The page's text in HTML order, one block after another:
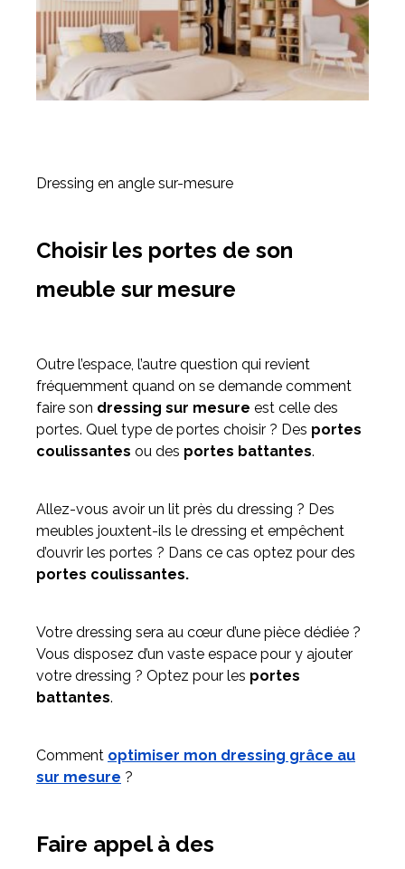
Dressing en angle sur-mesure
Choisir les portes de son
meuble sur mesure
Outre l’espace, l’autre question qui revient
fréquemment quand on se demande comment
faire son dressing sur mesure est celle des
portes. Quel type de portes choisir ? Des portes
coulissantes ou des portes battantes.
Allez-vous avoir un lit près du dressing ? Des
meubles jouxtent-ils le dressing et empêchent
d’ouvrir les portes ? Dans ce cas optez pour des
portes coulissantes.
Votre dressing sera au cœur d’une pièce dédiée ?
Vous disposez d’un vaste espace pour y ajouter
votre dressing ? Optez pour les portes
battantes.
Comment optimiser mon dressing grâce au
sur mesure ?
Faire appel à des